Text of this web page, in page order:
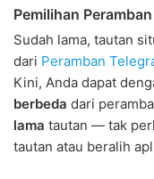
Pemilihan
Sudah lama, tautan
dari Peramban
Kini, Anda dapat
berbeda dari
lama tautan — tak
tautan atau beralih